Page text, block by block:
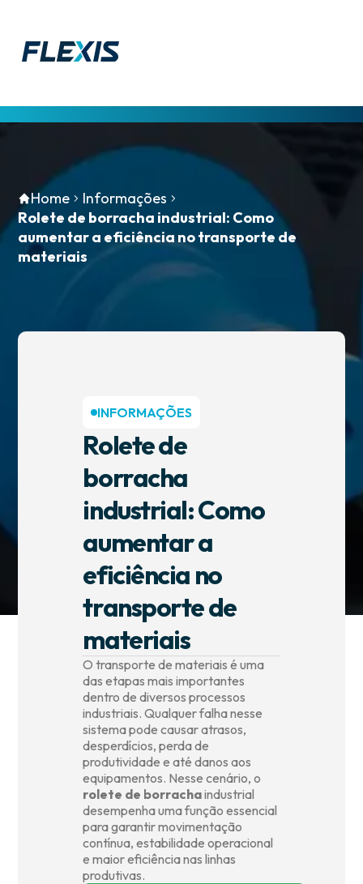
Empresa
Produtos
Home
Informações
Rolete de borracha industrial: Como
aumentar a eficiência no transporte de
materiais
INFORMAÇÕES
Rolete de
borracha
industrial: Como
aumentar a
eficiência no
transporte de
materiais
O transporte de materiais é uma
das etapas mais importantes
dentro de diversos processos
industriais. Qualquer falha nesse
sistema pode causar atrasos,
desperdícios, perda de
produtividade e até danos aos
equipamentos. Nesse cenário, o
rolete de borrachaindustrial
desempenha uma função essencial
para garantir movimentação
contínua, estabilidade operacional
e maior eficiência nas linhas
produtivas.